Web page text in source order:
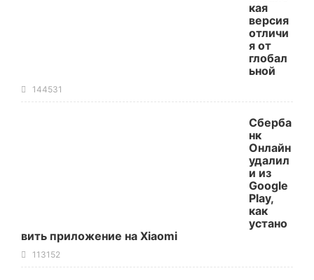
кая
версия
отличи
я от
глобал
ьной
144531
Сберба
нк
Онлайн
удалил
и из
Google
Play,
как
устано
вить приложение на Xiaomi
113152